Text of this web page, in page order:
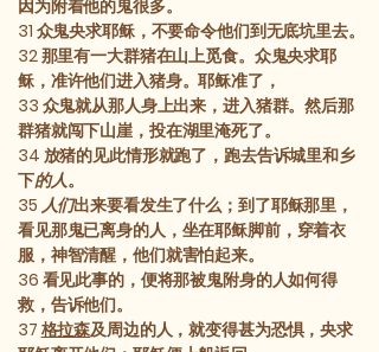
因为附着他的鬼很多。
31 众鬼央求耶稣，不要命令他们到无底坑里去。
32那里有一大群猪在山上觅食。众鬼央求耶
稣，准许他们进入猪身。耶稣准了，
33 众鬼就从那人身上出来，进入猪群。然后那
群猪就闯下山崖，投在湖里淹死了。
34 放猪的见此情形就跑了，跑去告诉城里和乡
下的人。
35 人们出来要看发生了什么；到了耶稣那里，
看见那鬼已离身的人，坐在耶稣脚前，穿着衣
服，神智清醒，他们就害怕起来。
36 看见此事的，便将那被鬼附身的人如何得
救，告诉他们。
37 格拉森及周边的人，就变得甚为恐惧，央求